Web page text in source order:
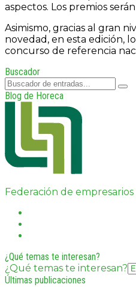
aspectos. Los premios
Asimismo, gracias al gran
novedad, en esta edición,
concurso de referencia
Buscador
Blog de Horeca
Federación de
¿Qué temas te interesan?
¿Qué temas te interesan?
Últimas publicaciones